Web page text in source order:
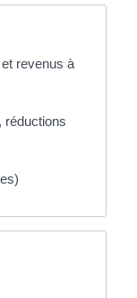
revenus à
réductions